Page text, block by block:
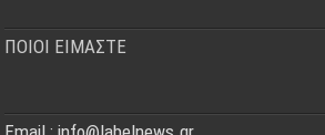
ΠΟΙΟΙ ΕΙΜΑΣΤΕ